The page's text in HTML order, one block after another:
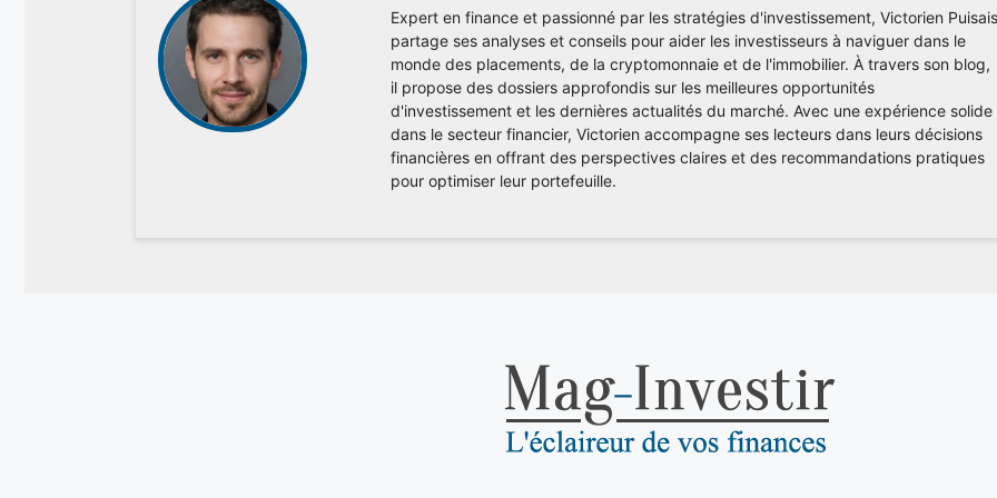
Expert en finance et passionné par les stratégies d'investissement, Victorien Puisais
partage ses analyses et conseils pour aider les investisseurs à naviguer dans le
monde des placements, de la cryptomonnaie et de l'immobilier. À travers son blog,
il propose des dossiers approfondis sur les meilleures opportunités
d'investissement et les dernières actualités du marché. Avec une expérience solide
dans le secteur financier, Victorien accompagne ses lecteurs dans leurs décisions
financières en offrant des perspectives claires et des recommandations pratiques
pour optimiser leur portefeuille.